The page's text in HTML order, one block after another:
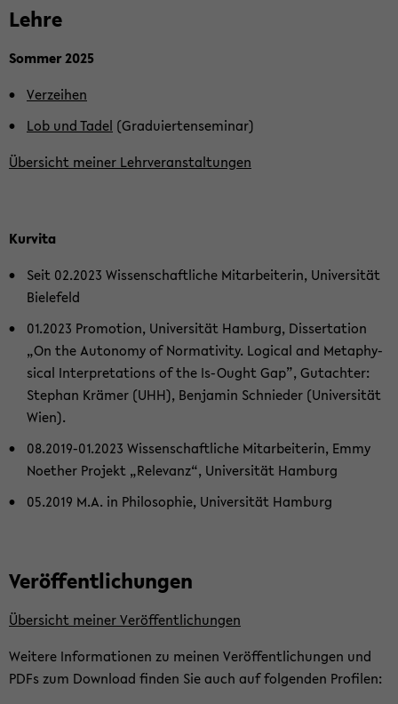
Lehre
Som­mer 2025
Ver­zei­hen
Lob und Tadel (Gra­du­iert­en­se­mi­nar)
Über­sicht mei­ner Lehr­ver­an­stal­tun­gen
Kur­vi­ta
Seit 02.2023 Wis­sen­schaft­li­che Mit­ar­bei­te­rin, Uni­ver­si­tät
Bie­le­feld
01.2023 Pro­mo­ti­on, Uni­ver­si­tät Ham­burg, Dis­ser­ta­ti­on
„On the Au­to­no­my of Nor­ma­ti­vi­ty. Lo­gi­cal and Me­ta­phy­
si­cal In­ter­pre­ta­ti­ons of the Is-​Ought Gap”, Gut­ach­ter:
Ste­phan Krä­mer (UHH), Ben­ja­min Schnie­der (Uni­ver­si­tät
Wien).
08.2019-​01.2023 Wis­sen­schaft­li­che Mit­ar­bei­te­rin, Emmy
Noe­ther Pro­jekt „Re­le­vanz“, Uni­ver­si­tät Ham­burg
05.2019 M.A. in Phi­lo­so­phie, Uni­ver­si­tät Ham­burg
Ver­öf­fent­li­chun­gen
Über­sicht mei­ner Ver­öf­fent­li­chun­gen
Wei­te­re In­for­ma­tio­nen zu mei­nen Ver­öf­fent­li­chun­gen und
PDFs zum Down­load fin­den Sie auch auf fol­gen­den Pro­fi­len: